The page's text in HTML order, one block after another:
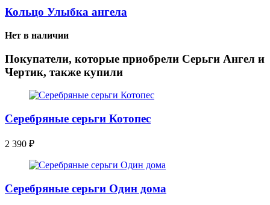
Кольцо Улыбка ангела
Нет в наличии
Покупатели, которые приобрели Серьги Ангел и
Чертик, также купили
Серебряные серьги Котопес
2 390 ₽
Серебряные серьги Один дома